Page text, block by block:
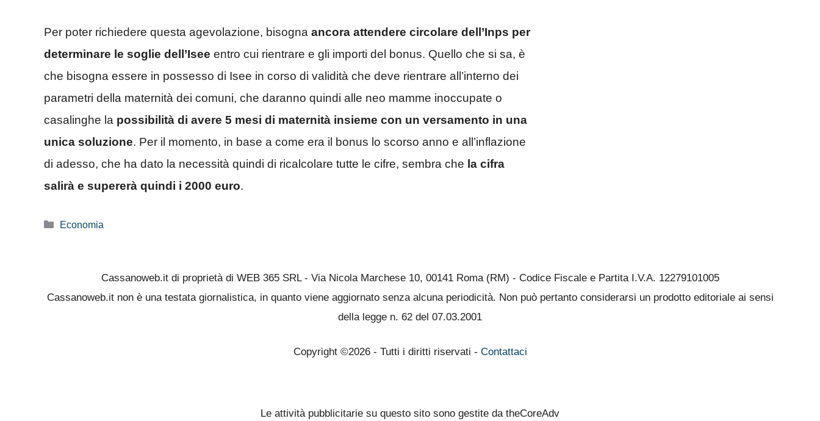
Per poter richiedere questa agevolazione, bisogna ancora attendere circolare dell’Inps per
determinare le soglie dell’Isee entro cui rientrare e gli importi del bonus. Quello che si sa, è
che bisogna essere in possesso di Isee in corso di validità che deve rientrare all’interno dei
parametri della maternità dei comuni, che daranno quindi alle neo mamme inoccupate o
casalinghe la possibilità di avere 5 mesi di maternità insieme con un versamento in una
unica soluzione. Per il momento, in base a come era il bonus lo scorso anno e all’inflazione
di adesso, che ha dato la necessità quindi di ricalcolare tutte le cifre, sembra che la cifra
salirà e supererà quindi i 2000 euro.
Categorie
Economia
Cassanoweb.it di proprietà di WEB 365 SRL - Via Nicola Marchese 10, 00141 Roma (RM) - Codice Fiscale e Partita I.V.A. 12279101005
Cassanoweb.it non è una testata giornalistica, in quanto viene aggiornato senza alcuna periodicità. Non può pertanto considerarsi un prodotto editoriale ai sensi
della legge n. 62 del 07.03.2001
Copyright ©2026 - Tutti i diritti riservati - Contattaci
Le attività pubblicitarie su questo sito sono gestite da theCoreAdv